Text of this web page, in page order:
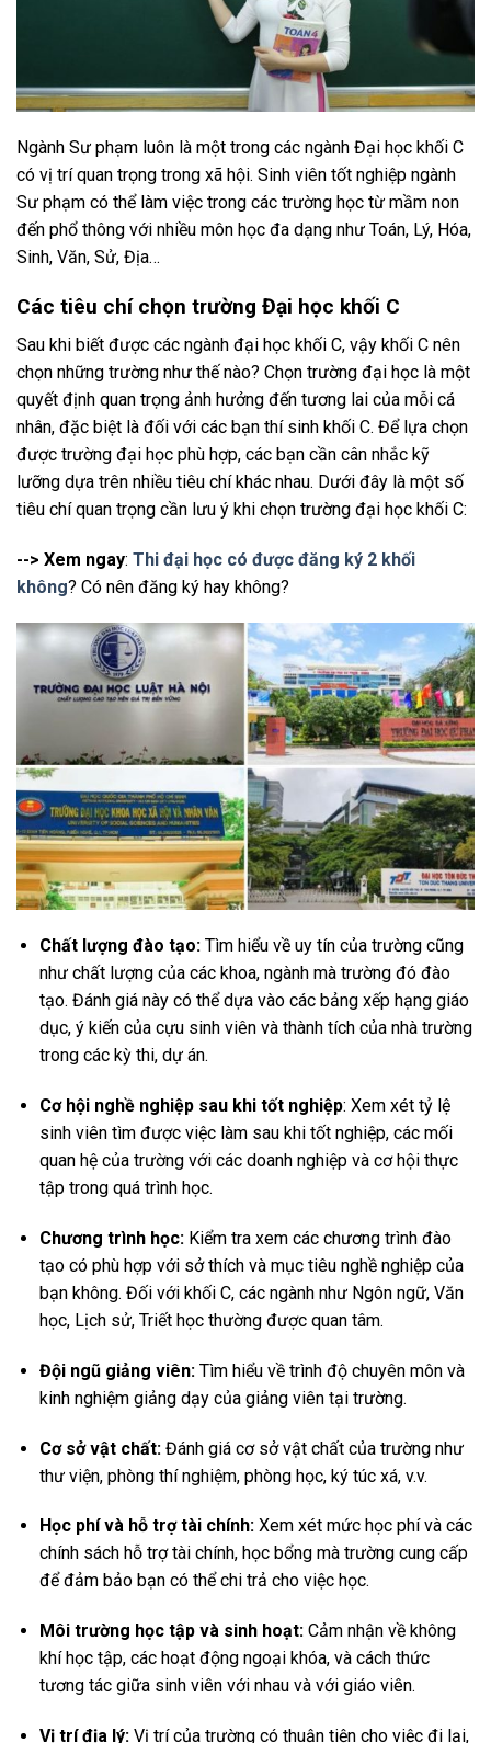
Ngành Sư phạm luôn là một trong các ngành Đại học khối C
có vị trí quan trọng trong xã hội. Sinh viên tốt nghiệp ngành
Sư phạm có thể làm việc trong các trường học từ mầm non
đến phổ thông với nhiều môn học đa dạng như Toán, Lý, Hóa,
Sinh, Văn, Sử, Địa…
Các tiêu chí chọn trường Đại học khối C
Sau khi biết được các ngành đại học khối C, vậy khối C nên
chọn những trường như thế nào? Chọn trường đại học là một
quyết định quan trọng ảnh hưởng đến tương lai của mỗi cá
nhân, đặc biệt là đối với các bạn thí sinh khối C. Để lựa chọn
được trường đại học phù hợp, các bạn cần cân nhắc kỹ
lưỡng dựa trên nhiều tiêu chí khác nhau. Dưới đây là một số
tiêu chí quan trọng cần lưu ý khi chọn trường đại học khối C:
--> Xem ngay: Thi đại học có được đăng ký 2 khối
không? Có nên đăng ký hay không?
Chất lượng đào tạo:Tìm hiểu về uy tín của trường cũng
như chất lượng của các khoa, ngành mà trường đó đào
tạo. Đánh giá này có thể dựa vào các bảng xếp hạng giáo
dục, ý kiến của cựu sinh viên và thành tích của nhà trường
trong các kỳ thi, dự án.
Cơ hội nghề nghiệp sau khi tốt nghiệp: Xem xét tỷ lệ
sinh viên tìm được việc làm sau khi tốt nghiệp, các mối
quan hệ của trường với các doanh nghiệp và cơ hội thực
tập trong quá trình học.
Chương trình học:Kiểm tra xem các chương trình đào
tạo có phù hợp với sở thích và mục tiêu nghề nghiệp của
bạn không. Đối với khối C, các ngành như Ngôn ngữ, Văn
học, Lịch sử, Triết học thường được quan tâm.
Đội ngũ giảng viên:Tìm hiểu về trình độ chuyên môn và
kinh nghiệm giảng dạy của giảng viên tại trường.
Cơ sở vật chất:Đánh giá cơ sở vật chất của trường như
thư viện, phòng thí nghiệm, phòng học, ký túc xá, v.v.
Học phí và hỗ trợ tài chính:Xem xét mức học phí và các
chính sách hỗ trợ tài chính, học bổng mà trường cung cấp
để đảm bảo bạn có thể chi trả cho việc học.
Môi trường học tập và sinh hoạt:Cảm nhận về không
khí học tập, các hoạt động ngoại khóa, và cách thức
tương tác giữa sinh viên với nhau và với giáo viên.
Vị trí địa lý:Vị trí của trường có thuận tiện cho việc đi lại,